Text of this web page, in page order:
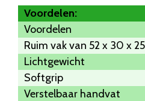
Voordelen:
Voordelen
Ruim vak van 52 x 30 x
Lichtgewicht
Softgrip
Verstelbaar handvat